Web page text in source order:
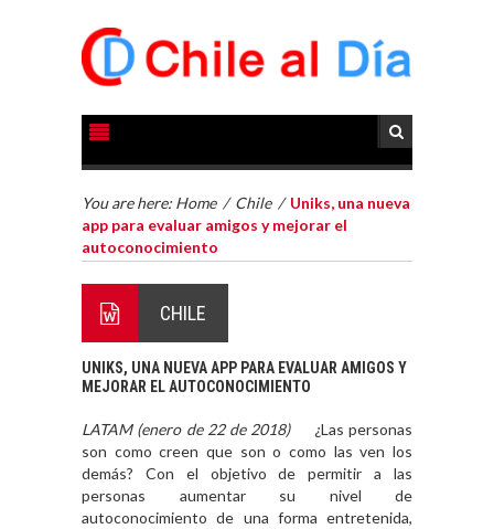
You are here: Home / Chile / Uniks, una nueva
app para evaluar amigos y mejorar el
autoconocimiento
CHILE
UNIKS, UNA NUEVA APP PARA EVALUAR AMIGOS Y
MEJORAR EL AUTOCONOCIMIENTO
LATAM (enero de 22 de 2018) ¿Las personas
son como creen que son o como las ven los
demás? Con el objetivo de permitir a las
personas aumentar su nivel de
autoconocimiento de una forma entretenida,